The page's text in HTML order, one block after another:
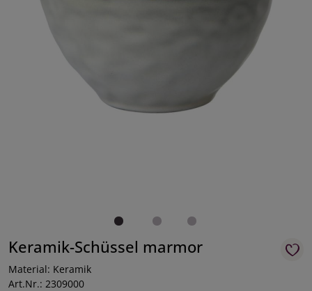
Keramik-Schüssel marmor
Material: Keramik
Art.Nr.: 2309000